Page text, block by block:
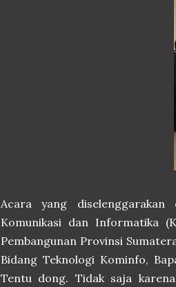
Acara yang
Komunikasi dan Informatika
Pembangunan Provinsi
Bidang Teknologi Kominfo,
Tentu dong. Tidak saja